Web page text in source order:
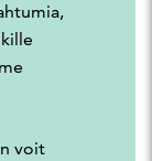
voit